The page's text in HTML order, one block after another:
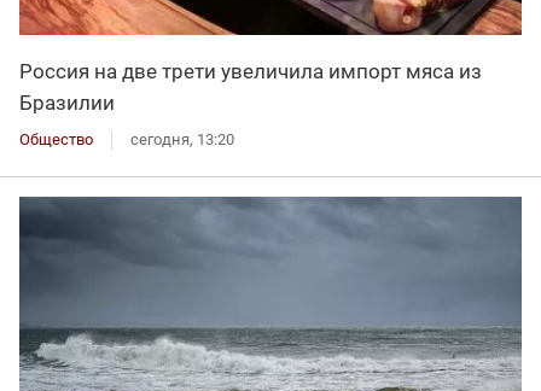
Россия на две трети увеличила импорт мяса из
Бразилии
Общество сегодня, 13:20